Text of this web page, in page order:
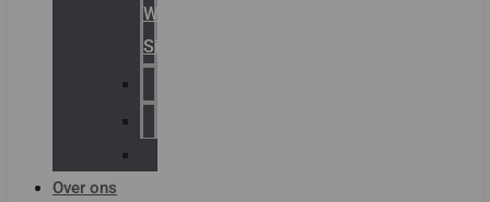
Warning
Signals
Over ons